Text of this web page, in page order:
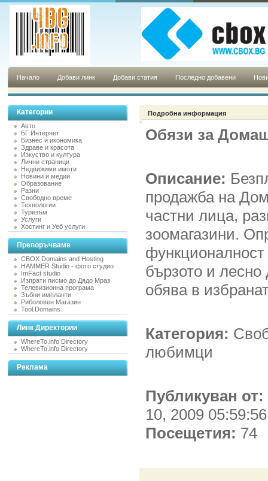
Начало Добави линк Добави статия Последно добавени
Категории
Авто
БГ Интернет
Бизнес и икономика
Здраве и красота
Изкуство и култура
Лични страници
Недвижими имоти
Новини и медии
Образование
Разни
Свободно време
Технологии
Туризъм
Услуги
Хостинг и Уеб услуги
Препоръчваме
CBOX Domains and Hosting
HAMMER Studio - фото студио
ImFact studio
Изпрати писмо до Дядо Мраз
Телевизионна програма
Зъбни импланти
Риболовен Магазин
Tool.Domains
Линк Директории
WhereTo.info Directory
WhereTo.info Directory
Реклама
Подробна информация
Обязи за
Описание:
продажба на
частни лица,
зоомагазини.
бързото и
обява в
Категория:
любимци
Публикуван от:
10, 2009
Посещетия: 74